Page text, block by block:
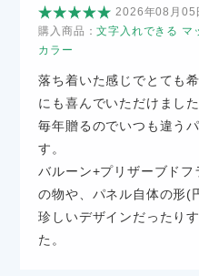
2026年08月05
購入商品：文字入れできる マ
カラー
落ち着いた感じでとても
にも喜んでいただけました
毎年贈るのでいつも違う
す。
バルーン+プリザーブド
の物や、パネル自体の形(
珍しいデザインだったり
た。